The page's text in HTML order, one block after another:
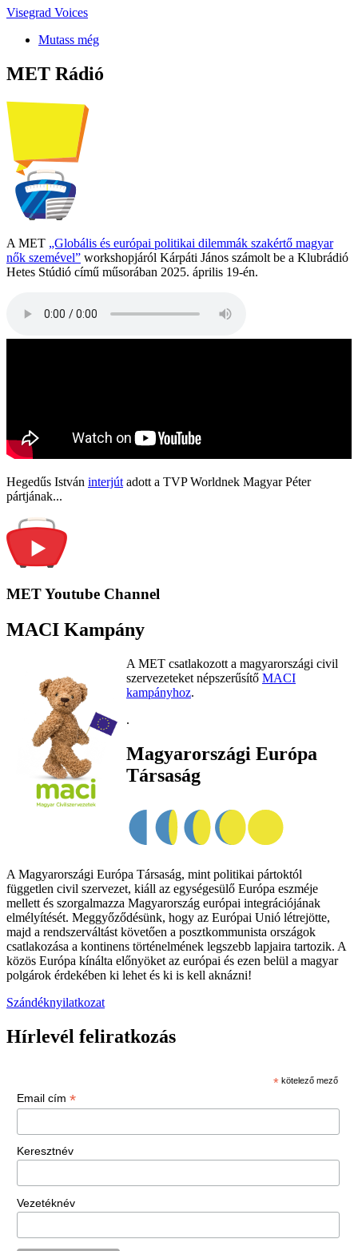
Visegrad Voices
Mutass még
MET Rádió
A MET „Globális és európai politikai dilemmák szakértő magyar
nők szemével” workshopjáról Kárpáti János számolt be a Klubrádió
Hetes Stúdió című műsorában 2025. április 19-én.
Hegedűs István interjút adott a TVP Worldnek Magyar Péter
pártjának...
MET Youtube Channel
MACI Kampány
A MET csatlakozott a magyarországi civil
szervezeteket népszerűsítő MACI
kampányhoz.
.
Magyarországi Európa
Társaság
A Magyarországi Európa Társaság, mint politikai pártoktól
független civil szervezet, kiáll az egységesülő Európa eszméje
mellett és szorgalmazza Magyarország európai integrációjának
elmélyítését. Meggyőződésünk, hogy az Európai Unió létrejötte,
majd a rendszerváltást követően a posztkommunista országok
csatlakozása a kontinens történelmének legszebb lapjaira tartozik. A
közös Európa kínálta előnyöket az európai és ezen belül a magyar
polgárok érdekében ki lehet és ki is kell aknázni!
Szándéknyilatkozat
Hírlevél feliratkozás
* kötelező mező
Email cím *
Keresztnév
Vezetéknév